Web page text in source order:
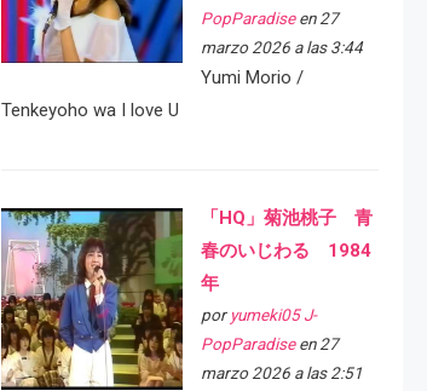
PopParadiseen 27
marzo 2026 a las 3:44
Yumi Morio /
Tenkeyoho wa I love U
「HQ」菊池桃子 青
春のいじわる 1984
年
por yumeki05 J-
PopParadiseen 27
marzo 2026 a las 2:51